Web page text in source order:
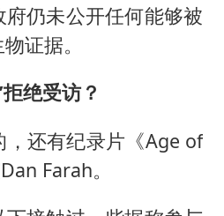
仍未公开任何能够被
证据。
绝受访？
还有纪录片《Age of
Farah。